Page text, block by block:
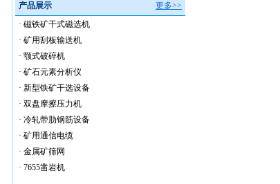
产品展示
更多>>
· 磁铁矿干式磁选机
· 矿用刮板输送机
· 颚式破碎机
· 矿石元素分析仪
· 新型铁矿干选设备
· 双盘摩擦压力机
· 冷轧带肋钢筋设备
· 矿用通信电缆
· 金属矿筛网
· 7655凿岩机